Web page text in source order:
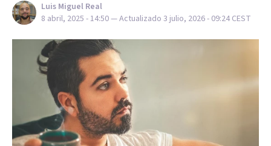
Luis Miguel Real
8 abril, 2025 - 14:50— Actualizado 3 julio, 2026 - 09:24 CEST